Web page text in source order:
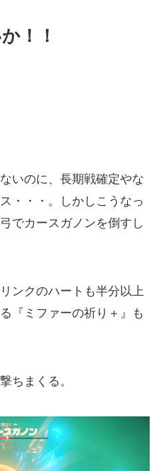
！！
いのに、長期戦確定やな
・・・。しかしこうなっ
でカースガノンを倒すし
ンクのハートも半分以上
『ミファーの祈り＋』も
ちまくる。